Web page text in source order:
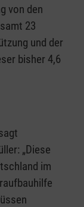
von den
23
und der
bisher 4,6
„Diese
im